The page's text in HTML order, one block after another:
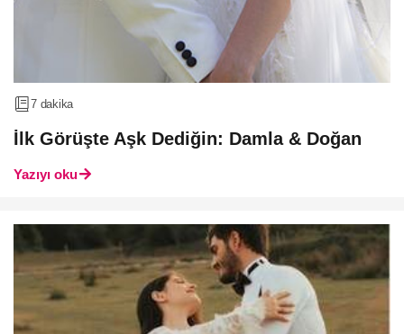
7 dakika
İlk Görüşte Aşk Dediğin: Damla & Doğan
Yazıyı oku